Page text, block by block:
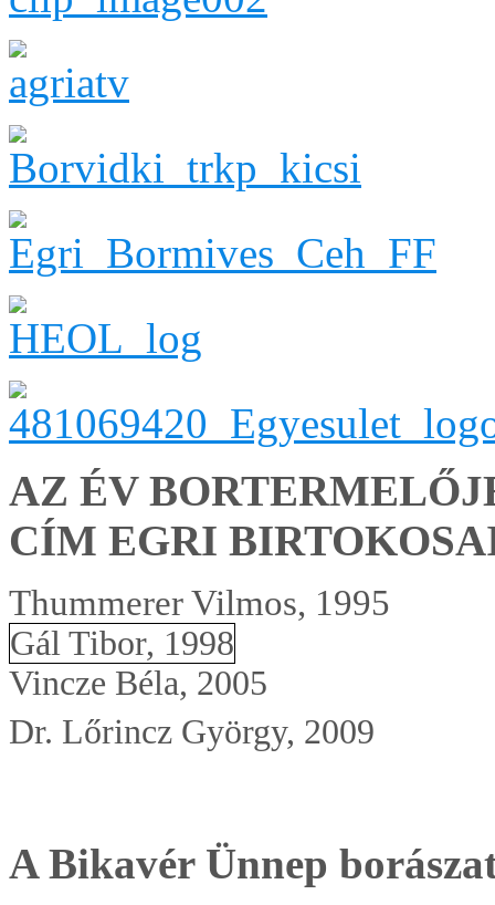
AZ ÉV
CÍM EGRI
Thummerer Vilmos, 1995
Gál Tibor, 1998
Vincze Béla, 2005
Dr. Lőrincz György, 2009
A Bikavér Ünnep